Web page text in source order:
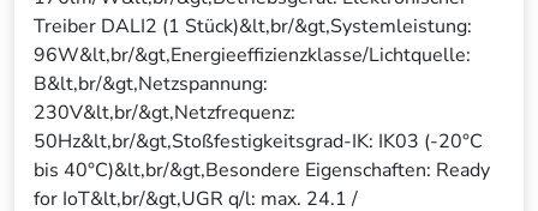
Treiber DALI2 (1 Stück)&lt,br/&gt,Systemleistung:
96W&lt,br/&gt,Energieeffizienzklasse/Lichtquelle:
B&lt,br/&gt,Netzspannung:
230V&lt,br/&gt,Netzfrequenz:
50Hz&lt,br/&gt,Stoßfestigkeitsgrad-IK: IK03 (-20°C
bis 40°C)&lt,br/&gt,Besondere Eigenschaften: Ready
for IoT&lt,br/&gt,UGR q/l: max. 24.1 /